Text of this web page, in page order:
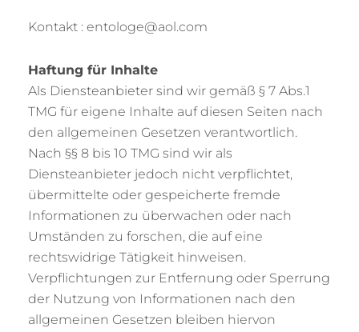
Kontakt : entologe@aol.com
Haftung für Inhalte
Als Diensteanbieter sind wir gemäß § 7 Abs.1
TMG für eigene Inhalte auf diesen Seiten nach
den allgemeinen Gesetzen verantwortlich.
Nach §§ 8 bis 10 TMG sind wir als
Diensteanbieter jedoch nicht verpflichtet,
übermittelte oder gespeicherte fremde
Informationen zu überwachen oder nach
Umständen zu forschen, die auf eine
rechtswidrige Tätigkeit hinweisen.
Verpflichtungen zur Entfernung oder Sperrung
der Nutzung von Informationen nach den
allgemeinen Gesetzen bleiben hiervon